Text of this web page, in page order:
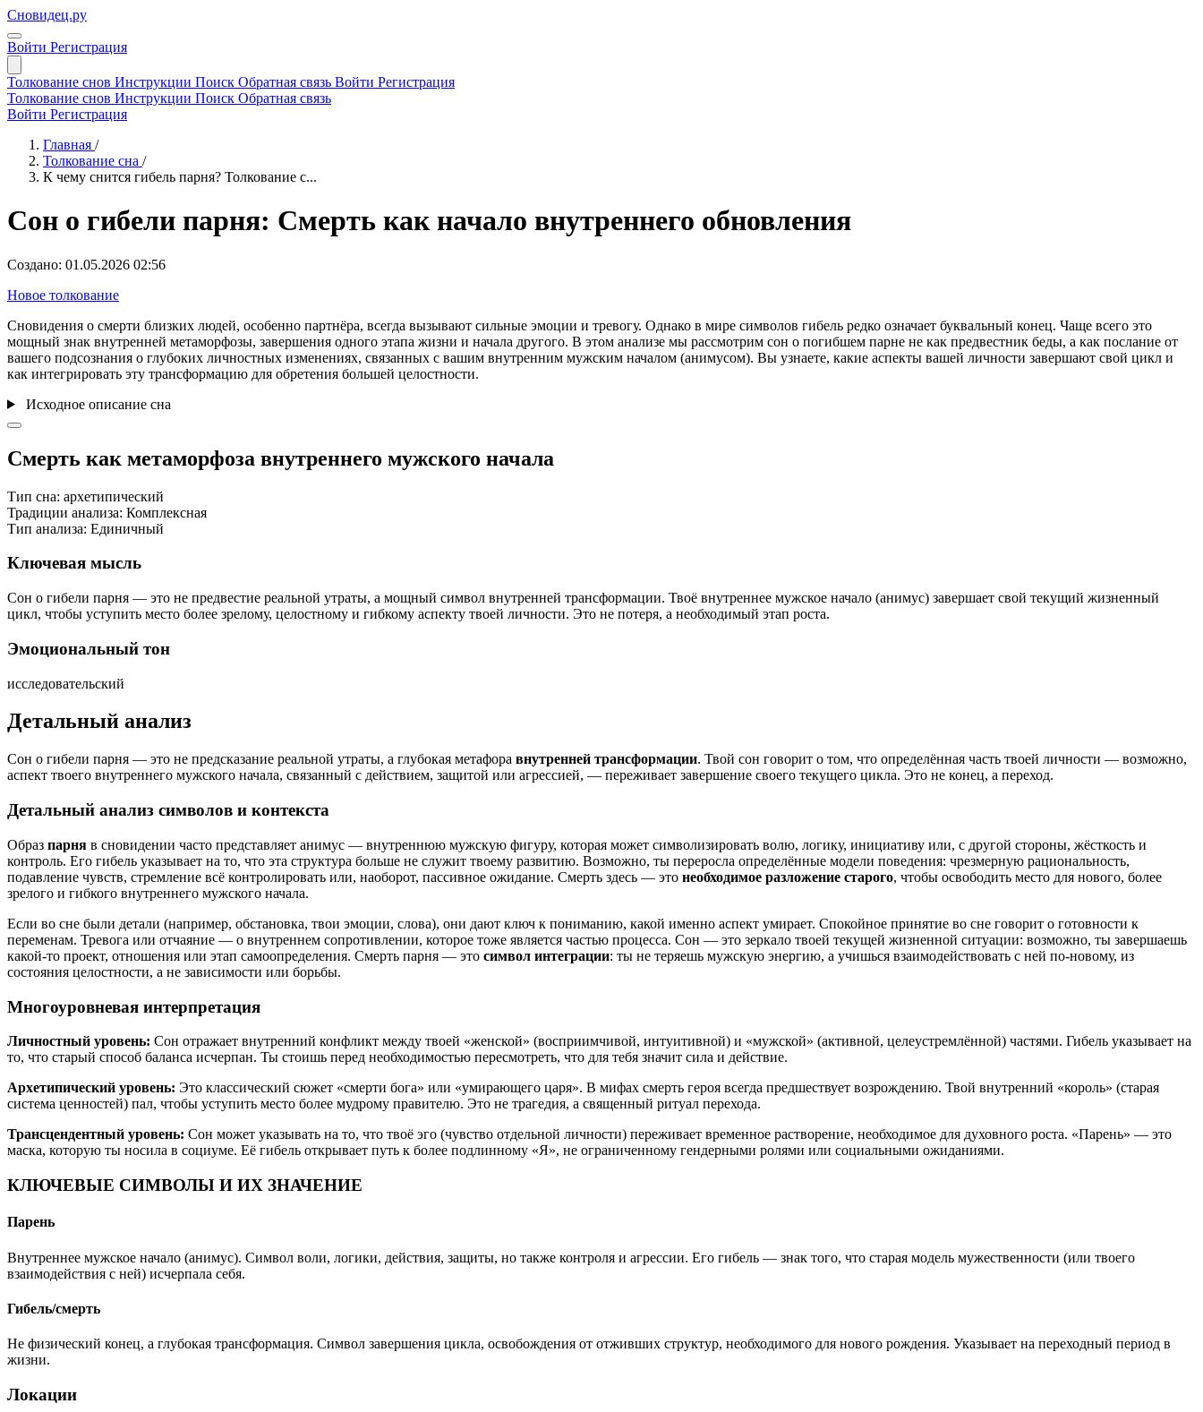
Сновидец.ру
Войти Регистрация
Толкование снов Инструкции Поиск Обратная связь Войти Регистрация
Толкование снов Инструкции Поиск Обратная связь
Войти Регистрация
Главная /
Толкование сна /
К чему снится гибель парня? Толкование с...
Сон о гибели парня: Смерть как начало внутреннего обновления
Создано: 01.05.2026 02:56
Новое толкование
Сновидения о смерти близких людей, особенно партнёра, всегда вызывают сильные эмоции и тревогу. Однако в мире символов гибель редко означает буквальный конец. Чаще всего это
мощный знак внутренней метаморфозы, завершения одного этапа жизни и начала другого. В этом анализе мы рассмотрим сон о погибшем парне не как предвестник беды, а как послание от
вашего подсознания о глубоких личностных изменениях, связанных с вашим внутренним мужским началом (анимусом). Вы узнаете, какие аспекты вашей личности завершают свой цикл и
как интегрировать эту трансформацию для обретения большей целостности.
Исходное описание сна
Смерть как метаморфоза внутреннего мужского начала
Тип сна: архетипический
Традиции анализа: Комплексная
Тип анализа: Единичный
Ключевая мысль
Сон о гибели парня — это не предвестие реальной утраты, а мощный символ внутренней трансформации. Твоё внутреннее мужское начало (анимус) завершает свой текущий жизненный
цикл, чтобы уступить место более зрелому, целостному и гибкому аспекту твоей личности. Это не потеря, а необходимый этап роста.
Эмоциональный тон
исследовательский
Детальный анализ
Сон о гибели парня — это не предсказание реальной утраты, а глубокая метафора внутренней трансформации. Твой сон говорит о том, что определённая часть твоей личности — возможно,
аспект твоего внутреннего мужского начала, связанный с действием, защитой или агрессией, — переживает завершение своего текущего цикла. Это не конец, а переход.
Детальный анализ символов и контекста
Образ парня в сновидении часто представляет анимус — внутреннюю мужскую фигуру, которая может символизировать волю, логику, инициативу или, с другой стороны, жёсткость и
контроль. Его гибель указывает на то, что эта структура больше не служит твоему развитию. Возможно, ты переросла определённые модели поведения: чрезмерную рациональность,
подавление чувств, стремление всё контролировать или, наоборот, пассивное ожидание. Смерть здесь — это необходимое разложение старого, чтобы освободить место для нового, более
зрелого и гибкого внутреннего мужского начала.
Если во сне были детали (например, обстановка, твои эмоции, слова), они дают ключ к пониманию, какой именно аспект умирает. Спокойное принятие во сне говорит о готовности к
переменам. Тревога или отчаяние — о внутреннем сопротивлении, которое тоже является частью процесса. Сон — это зеркало твоей текущей жизненной ситуации: возможно, ты завершаешь
какой-то проект, отношения или этап самоопределения. Смерть парня — это символ интеграции: ты не теряешь мужскую энергию, а учишься взаимодействовать с ней по-новому, из
состояния целостности, а не зависимости или борьбы.
Многоуровневая интерпретация
Личностный уровень: Сон отражает внутренний конфликт между твоей «женской» (восприимчивой, интуитивной) и «мужской» (активной, целеустремлённой) частями. Гибель указывает на
то, что старый способ баланса исчерпан. Ты стоишь перед необходимостью пересмотреть, что для тебя значит сила и действие.
Архетипический уровень: Это классический сюжет «смерти бога» или «умирающего царя». В мифах смерть героя всегда предшествует возрождению. Твой внутренний «король» (старая
система ценностей) пал, чтобы уступить место более мудрому правителю. Это не трагедия, а священный ритуал перехода.
Трансцендентный уровень: Сон может указывать на то, что твоё эго (чувство отдельной личности) переживает временное растворение, необходимое для духовного роста. «Парень» — это
маска, которую ты носила в социуме. Её гибель открывает путь к более подлинному «Я», не ограниченному гендерными ролями или социальными ожиданиями.
КЛЮЧЕВЫЕ СИМВОЛЫ И ИХ ЗНАЧЕНИЕ
Парень
Внутреннее мужское начало (анимус). Символ воли, логики, действия, защиты, но также контроля и агрессии. Его гибель — знак того, что старая модель мужественности (или твоего
взаимодействия с ней) исчерпала себя.
Гибель/смерть
Не физический конец, а глубокая трансформация. Символ завершения цикла, освобождения от отживших структур, необходимого для нового рождения. Указывает на переходный период в
жизни.
Локации